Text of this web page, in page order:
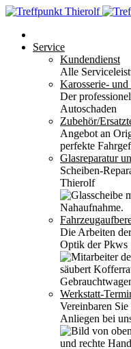
Service
Kundendienst
Alle
Karosserie-
Der
Autoschaden
Zubehör/
Angebot an
perfekte
Glasreparatur
Scheiben-
Thierolf
Die Arbeiten
Optik der Pkws
Werkstatt-
Vereinbaren
Anliegen bei